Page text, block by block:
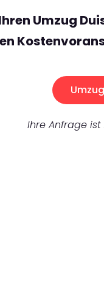
Umzug
Ihre Anfrage ist